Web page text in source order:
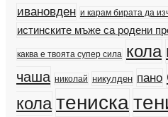
ивановден и карам бирата да
истинските мъже са родени
каква е твоята супер сила кола
чаша николай никулден пано
колатениска